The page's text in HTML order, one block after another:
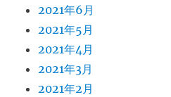
2021年6月
2021年5月
2021年4月
2021年3月
2021年2月